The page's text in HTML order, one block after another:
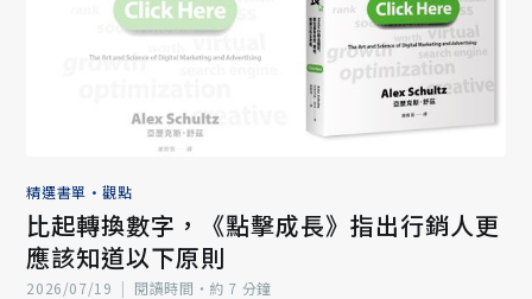
精選書單 •觀點
比起轉換數字，《點擊成長》指出行銷人更
應該知道以下原則
2026/07/19 | 閱讀時間‧約 7 分鐘